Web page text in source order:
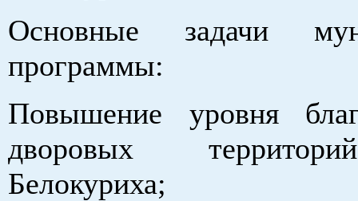
Основные задачи
программы:
Повышение уровня
дворовых
Белокуриха;